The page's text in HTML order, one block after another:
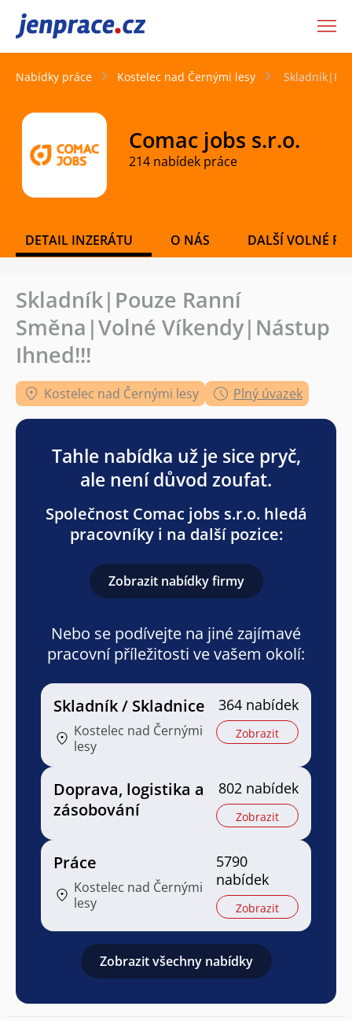
JenPráce.cz
Nabídky práce Kostelec nad Černými lesy
Comac jobs s.r.o.
214 nabídek práce
DETAIL INZERÁTU O NÁS DALŠÍ VOLNÉ
Skladník|Pouze Ranní
Směna|Volné Víkendy|Nástup
Ihned!!!
Kostelec nad Černými lesy Plný úvazek
Tahle nabídka už je sice pryč,
ale není důvod zoufat.
Společnost Comac jobs s.r.o. hledá
pracovníky i na další pozice:
Zobrazit nabídky firmy
Nebo se podívejte na jiné zajímavé
pracovní příležitosti ve vašem okolí:
Skladník / Skladnice
Kostelec nad Černými
lesy
364 nabídek
Zobrazit
Doprava, logistika a
zásobování
802 nabídek
Zobrazit
Práce
Kostelec nad Černými
lesy
5790
nabídek
Zobrazit
Zobrazit všechny nabídky